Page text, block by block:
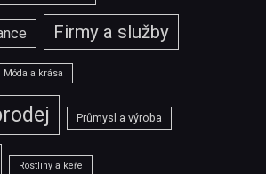
Firmy a služby
Móda a krása
Průmysl a výroba
Rostliny a keře